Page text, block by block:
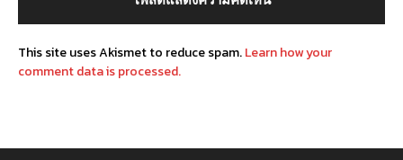
This site uses Akismet to reduce spam.Learn how your
comment data is processed.